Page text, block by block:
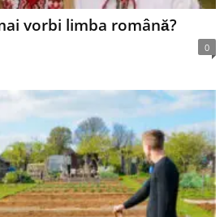
vorbi limba română?
0